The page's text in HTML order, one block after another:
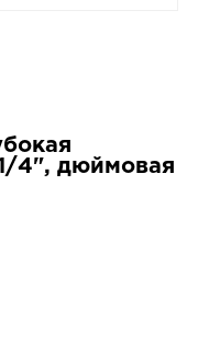
4", дюймовая